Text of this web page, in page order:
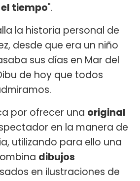
tiempo".
la historia personal de
desde que era un niño
sus días en Mar del
de hoy que todos
por ofrecer una original
en la manera de
utilizando para ello una
dibujos
en ilustraciones de